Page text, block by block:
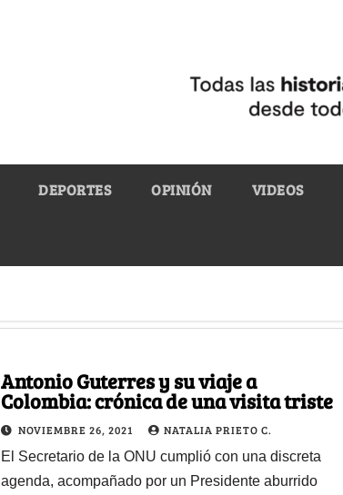
DEPORTES OPINIÓN VIDEOS
Antonio Guterres y su viaje a
Colombia: crónica de una visita triste
NOVIEMBRE 26, 2021 NATALIA PRIETO C.
El Secretario de la ONU cumplió con una discreta
agenda, acompañado por un Presidente aburrido